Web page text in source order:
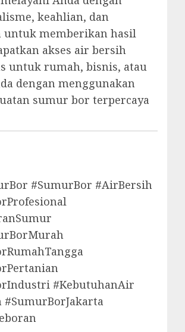
keahlian, dan
untuk memberikan hasil
akses air bersih
untuk rumah, bisnis, atau
dengan menggunakan
sumur bor terpercaya
#SumurBor #AirBersih
#KebutuhanAir
#SumurBorJakarta